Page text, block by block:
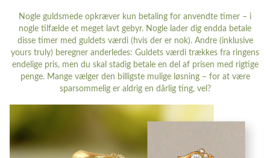
Nogle guldsmede opkræver kun betaling for anvendte timer – i
nogle tilfælde et meget lavt gebyr. Nogle lader dig endda betale
disse timer med guldets værdi (hvis der er nok). Andre (inklusive
yours truly) beregner anderledes: Guldets værdi trækkes fra ringens
endelige pris, men du skal stadig betale en del af prisen med rigtige
penge. Mange vælger den billigste mulige løsning – for at være
sparsommelig er aldrig en dårlig ting, vel?